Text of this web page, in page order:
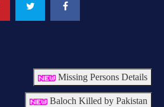
Missing Persons Details
Baloch Killed by Pakistan